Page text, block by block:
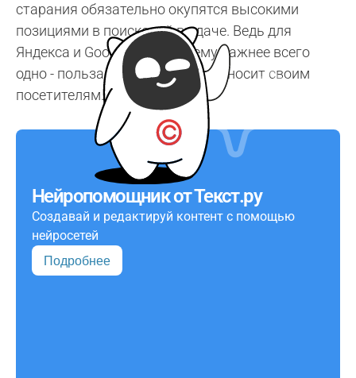
старания обязательно окупятся высокими
позициями в поисковой выдаче. Ведь для
Яндекса и Google по-прежнему важнее всего
одно - польза, которую сайт приносит своим
посетителям.
Нейропомощник от Текст.ру
Создавай и редактируй контент с помощью
нейросетей
Подробнее